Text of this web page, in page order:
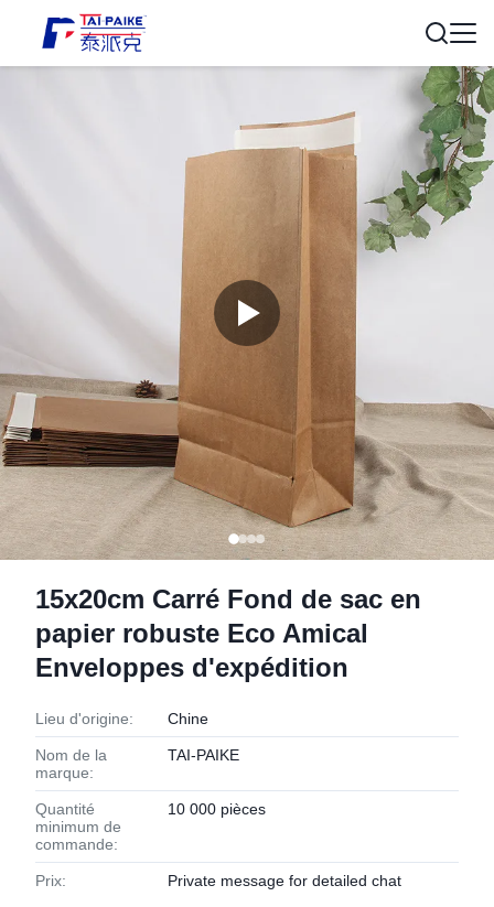
15x20cm Carré Fond de sac en
papier robuste Eco Amical
Enveloppes d'expédition
Lieu d'origine: Chine
Nom de la
marque:
TAI-PAIKE
Quantité
minimum de
commande:
10 000 pièces
Prix: Private message for detailed chat